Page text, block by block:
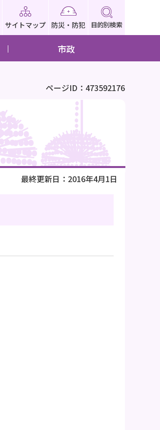
サイトマップ 防災・防犯 目的別検索
市政
ページID：473592176
最終更新日：2016年4月1日